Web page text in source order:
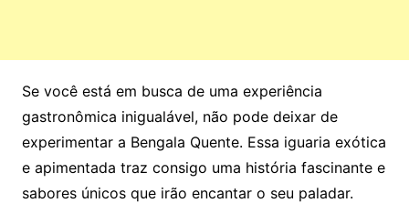
Se você está em busca de uma experiência
gastronômica inigualável, não pode deixar de
experimentar a Bengala Quente. Essa iguaria exótica
e apimentada traz consigo uma história fascinante e
sabores únicos que irão encantar o seu paladar.